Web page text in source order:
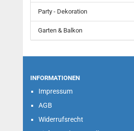
Party - Dekoration
Garten & Balkon
INFORMATIONEN
Impressum
AGB
Widerrufsrecht